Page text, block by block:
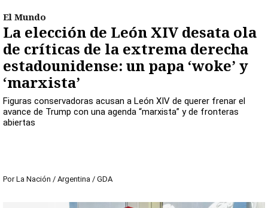
El Mundo
La elección de León XIV desata ola
de críticas de la extrema derecha
estadounidense: un papa ‘woke’ y
‘marxista’
Figuras conservadoras acusan a León XIV de querer frenar el
avance de Trump con una agenda “marxista” y de fronteras
abiertas
Por La Nación / Argentina / GDA